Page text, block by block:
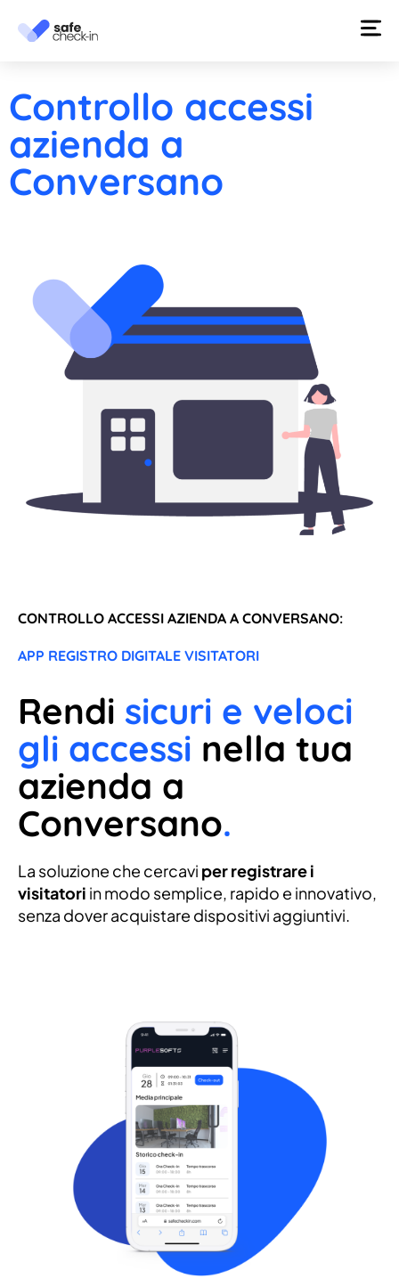
Controllo accessi
azienda a
Conversano
CONTROLLO ACCESSI AZIENDA A CONVERSANO:
APP REGISTRO DIGITALE VISITATORI
Rendi sicuri e veloci
gli accessi nella tua
azienda a
Conversano.
La soluzione che cercavi per registrare i
visitatori in modo semplice, rapido e innovativo,
senza dover acquistare dispositivi aggiuntivi.